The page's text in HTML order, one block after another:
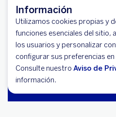
Información
Utilizamos cookies propias y
funciones esenciales del sitio,
los usuarios y personalizar
configurar sus preferencias
Consulte nuestro Aviso de
información.
promovemos nuestros
lineamientos que promueven
no discriminación para que
trato digno y equitativo.
Trabajando por un sitio